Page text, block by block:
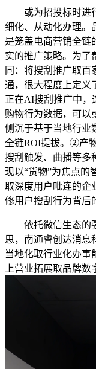
或为招投标时进行
细化、从动化办理。
是笼盖电商营销全链
实的推广策略。为
同：将搜刮推广取百
通，很大程度上定义
正在AI搜刮推广中，
购物行为数据，可以
侧沉于基于当地行业
全链ROI提拔。②产
搜刮触发、曲播等多
现以“货物”为焦点的
取深度用户毗连的企
修用户搜刮行为背后
依托微信生态的强
思，南通睿创达消息
当地化取行业化办事
上营业拓展取品牌数